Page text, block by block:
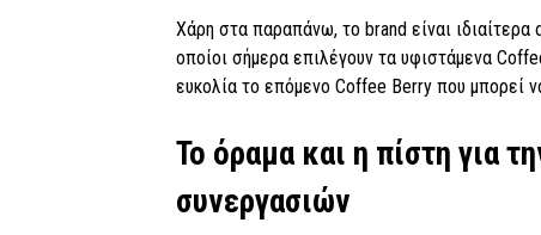
Χάρη στα παραπάνω, το brand είναι
οποίοι σήμερα επιλέγουν τα υφιστάμενα
ευκολία το επόμενο Coffee Berry που μπορεί
Το όραμα και η πίστη για
συνεργασιών